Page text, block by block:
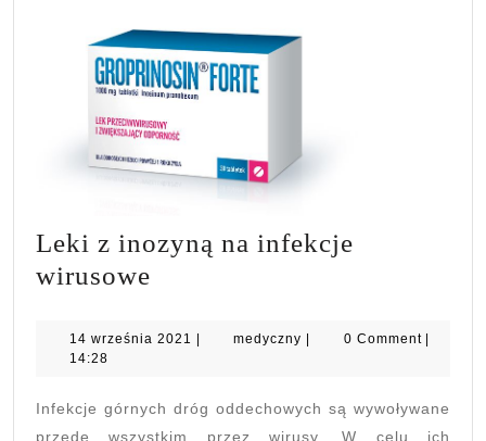
Leki z inozyną na infekcje
wirusowe
inozyną
infekcje
14 września 2021 14
medyczny medyczny0 Comment
14:28
Infekcje górnych dróg oddechowych są wywoływane
przede wszystkim przez wirusy. W celu ich